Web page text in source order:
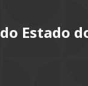
Estado